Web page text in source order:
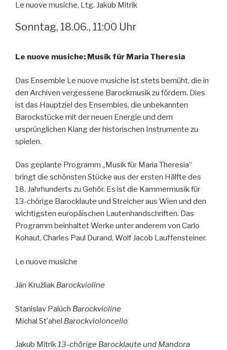
Le nuove musiche, Ltg. Jakub Mitrik
Sonntag, 18.06., 11:00 Uhr
Le nuove musiche: Musik für Maria Theresia
Das Ensemble Le nuove musiche ist stets bemüht, die in
den Archiven vergessene Barockmusik zu fördern. Dies
ist das Hauptziel des Ensembles, die unbekannten
Barockstücke mit der neuen Energie und dem
ursprünglichen Klang der historischen Instrumente zu
spielen.
Das geplante Programm „Musik für Maria Theresia“
bringt die schönsten Stücke aus der ersten Hälfte des
18. Jahrhunderts zu Gehör. Es ist die Kammermusik für
13-chörige Barocklaute und Streicher aus Wien und den
wichtigsten europäischen Lautenhandschriften. Das
Programm beinhaltet Werke unter anderem von Carlo
Kohaut, Charles Paul Durand, Wolf Jacob Lauffensteiner.
Le nuove musiche
Ján Kružliak Barockvioline
Stanislav Palúch Barockvioline
Michal St’ahel Barockvioloncello
Jakub Mitrik13-chörige Barocklaute und Mandora